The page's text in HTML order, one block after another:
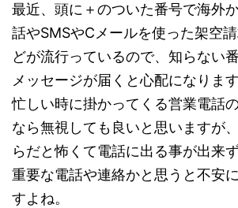
最近、頭に＋のついた番号で海外
話やSMSやCメールを使った架空
どが流行っているので、知らない
メッセージが届くと心配になります
忙しい時に掛かってくる営業電話
なら無視しても良いと思いますが
らだと怖くて電話に出る事が出来
重要な電話や連絡かと思うと不安
すよね。